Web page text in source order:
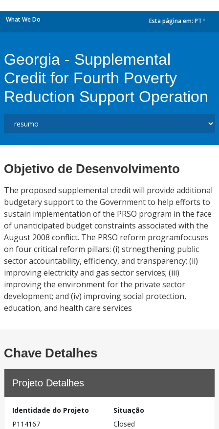
What We Do Esta página em: PT
Georgia - Supplemental
Credit for Fourth Poverty
Reduction Support Operation
Objetivo de Desenvolvimento
The proposed supplemental credit will provide additional
budgetary support to the Government to help efforts to
sustain implementation of the PRSO program in the face
of unanticipated budget constraints associated with the
August 2008 conflict. The PRSO reform programfocuses
on four critical reform pillars: (i) strnegthening public
sector accountability, efficiency, and transparency; (ii)
improving electricity and gas sector services; (iii)
improving the environment for the private sector
development; and (iv) improving social protection,
education, and health care services
Chave Detalhes
Projeto Detalhes
Identidade do Projeto
P114167
Situação
Closed